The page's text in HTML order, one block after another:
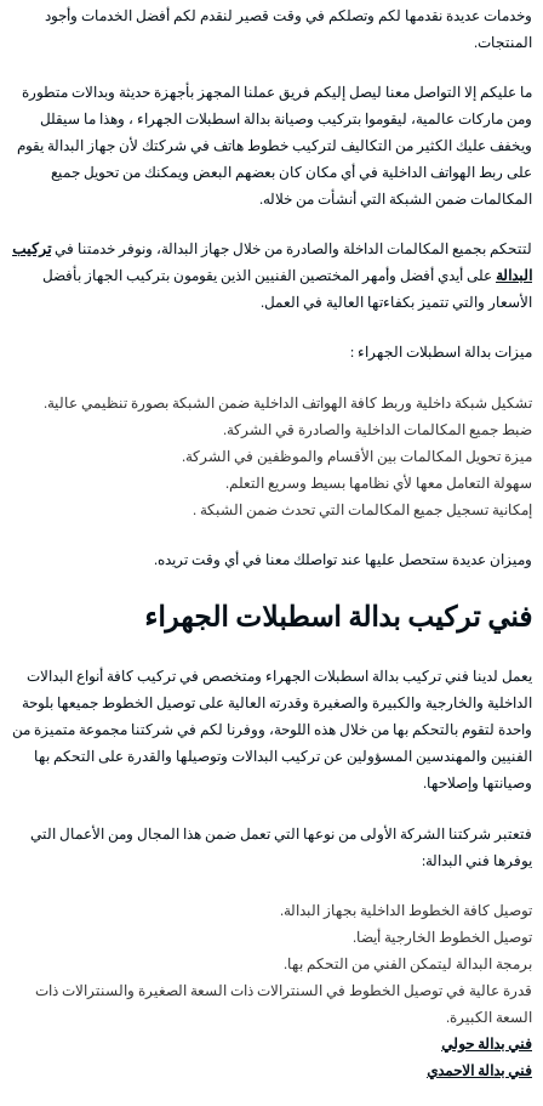
وخدمات عديدة نقدمها لكم وتصلكم في وقت قصير لنقدم لكم أفضل الخدمات وأجود
المنتجات.
ما عليكم إلا التواصل معنا ليصل إليكم فريق عملنا المجهز بأجهزة حديثة وبدالات متطورة
ومن ماركات عالمية، ليقوموا بتركيب وصيانة بدالة اسطبلات الجهراء ، وهذا ما سيقلل
ويخفف عليك الكثير من التكاليف لتركيب خطوط هاتف في شركتك لأن جهاز البدالة يقوم
على ربط الهواتف الداخلية في أي مكان كان بعضهم البعض ويمكنك من تحويل جميع
المكالمات ضمن الشبكة التي أنشأت من خلاله.
لتتحكم بجميع المكالمات الداخلة والصادرة من خلال جهاز البدالة، ونوفر خدمتنا فيتركيب
البدالة على أيدي أفضل وأمهر المختصين الفنيين الذين يقومون بتركيب الجهاز بأفضل
الأسعار والتي تتميز بكفاءتها العالية في العمل.
ميزات بدالة اسطبلات الجهراء :
تشكيل شبكة داخلية وربط كافة الهواتف الداخلية ضمن الشبكة بصورة تنظيمي عالية.
ضبط جميع المكالمات الداخلية والصادرة قي الشركة.
ميزة تحويل المكالمات بين الأقسام والموظفين في الشركة.
سهولة التعامل معها لأي نظامها بسيط وسريع التعلم.
إمكانية تسجيل جميع المكالمات التي تحدث ضمن الشبكة .
وميزان عديدة ستحصل عليها عند تواصلك معنا في أي وقت تريده.
فني تركيب بدالة اسطبلات الجهراء
يعمل لدينا فني تركيب بدالة اسطبلات الجهراء ومتخصص في تركيب كافة أنواع البدالات
الداخلية والخارجية والكبيرة والصغيرة وقدرته العالية على توصيل الخطوط جميعها بلوحة
واحدة لتقوم بالتحكم بها من خلال هذه اللوحة، ووفرنا لكم في شركتنا مجموعة متميزة من
الفنيين والمهندسين المسؤولين عن تركيب البدالات وتوصيلها والقدرة على التحكم بها
وصيانتها وإصلاحها.
فتعتبر شركتنا الشركة الأولى من نوعها التي تعمل ضمن هذا المجال ومن الأعمال التي
يوفرها فني البدالة:
توصيل كافة الخطوط الداخلية بجهاز البدالة.
توصيل الخطوط الخارجية أيضا.
برمجة البدالة ليتمكن الفني من التحكم بها.
قدرة عالية في توصيل الخطوط في السنترالات ذات السعة الصغيرة والسنترالات ذات
السعة الكبيرة.
فني بدالة حولي
فني بدالة الاحمدي